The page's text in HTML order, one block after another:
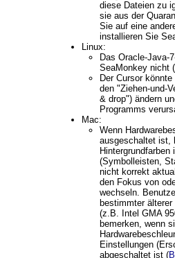
diese Dateien zu
sie aus der
Sie auf eine
installieren Sie
Linux:
Das Oracle-Java-
SeaMonkey nicht (
Der Cursor
den "Ziehen-und-
& drop") ändern
Programms
Mac:
Wenn
ausgeschaltet ist,
(Symbolleisten,
nicht korrekt
den Fokus von
wechseln.
bestimmter
(z.B. Intel GMA
bemerken, wenn
Einstellungen
abgeschaltet ist (